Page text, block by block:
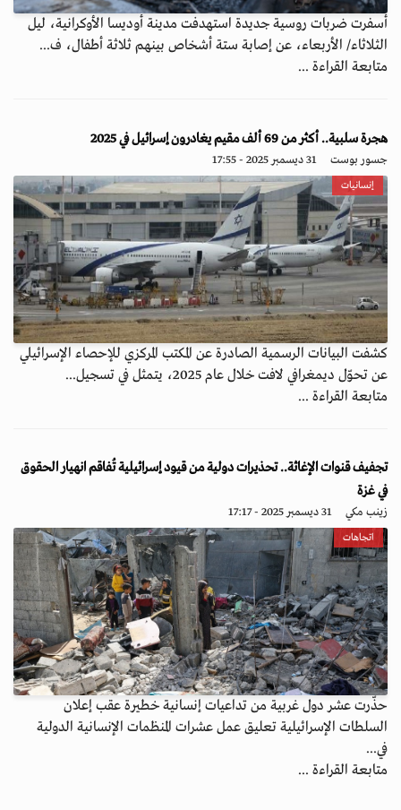
أسفرت ضربات روسية جديدة استهدفت مدينة أوديسا الأوكرانية، ليل
الثلاثاء/ الأربعاء، عن إصابة ستة أشخاص بينهم ثلاثة أطفال، ف...
متابعة القراءة ...
هجرة سلبية.. أكثر من 69 ألف مقيم يغادرون إسرائيل في 2025
جسور بوست 31 ديسمبر 2025 - 17:55
إنسانيات
كشفت البيانات الرسمية الصادرة عن المكتب المركزي للإحصاء الإسرائيلي
عن تحوّل ديمغرافي لافت خلال عام 2025، يتمثل في تسجيل...
متابعة القراءة ...
تجفيف قنوات الإغاثة.. تحذيرات دولية من قيود إسرائيلية تُفاقم انهيار الحقوق
في غزة
زينب مكي 31 ديسمبر 2025 - 17:17
اتجاهات
حذّرت عشر دول غربية من تداعيات إنسانية خطيرة عقب إعلان
السلطات الإسرائيلية تعليق عمل عشرات المنظمات الإنسانية الدولية
في...
متابعة القراءة ...